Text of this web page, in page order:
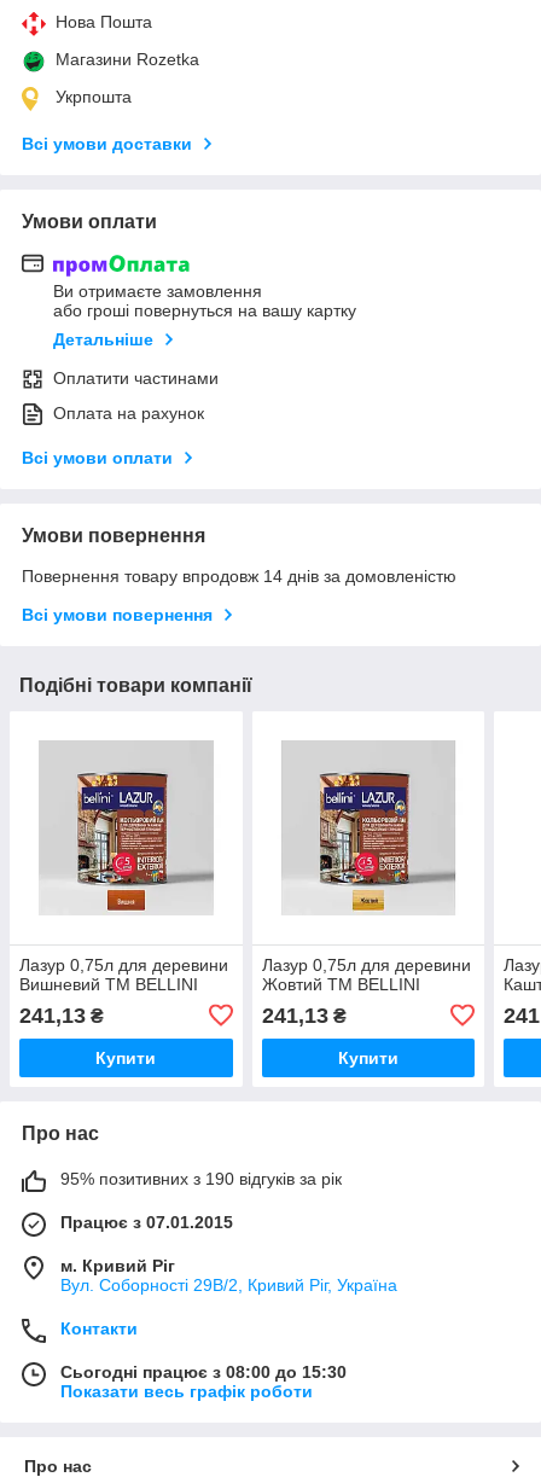
Нова Пошта
Магазини Rozetka
Укрпошта
Всі умови доставки
Умови оплати
Ви отримаєте замовлення
або гроші повернуться на вашу картку
Детальніше
Оплатити частинами
Оплата на рахунок
Всі умови оплати
Умови повернення
Повернення товару впродовж 14 днів за домовленістю
Всі умови повернення
Подібні товари компанії
Лазур 0,75л для деревини
Вишневий ТМ BELLINI
241,13 ₴
Купити
Лазур 0,75л для деревини
Жовтий ТМ BELLINI
241,13₴
Купити
Про нас
95% позитивних з 190 відгуків за рік
Працює з 07.01.2015
м. Кривий Ріг
Вул. Соборності 29В/2, Кривий Ріг, Україна
Контакти
Сьогодні працює з 08:00 до 15:30
Показати весь графік роботи
Про нас